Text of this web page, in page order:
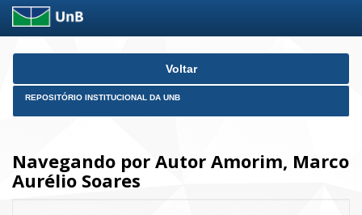
Skip
Voltar
REPOSITÓRIO INSTITUCIONAL DA UNB
Navegando por Autor Amorim, Marco
Aurélio Soares